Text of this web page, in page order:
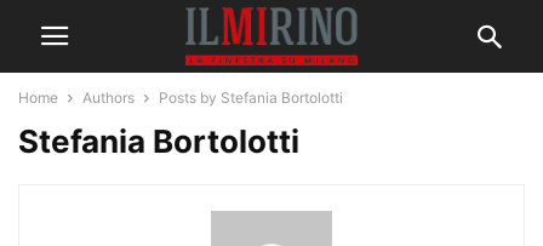
Home Authors Posts by Stefania Bortolotti
Stefania Bortolotti